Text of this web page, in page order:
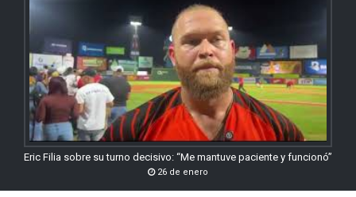
Eric Filia sobre su turno decisivo: “Me mantuve paciente y funcionó”
26 de enero